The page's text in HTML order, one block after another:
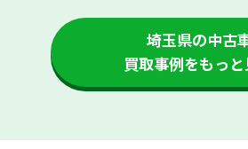
埼玉県の中古
買取事例をもっ